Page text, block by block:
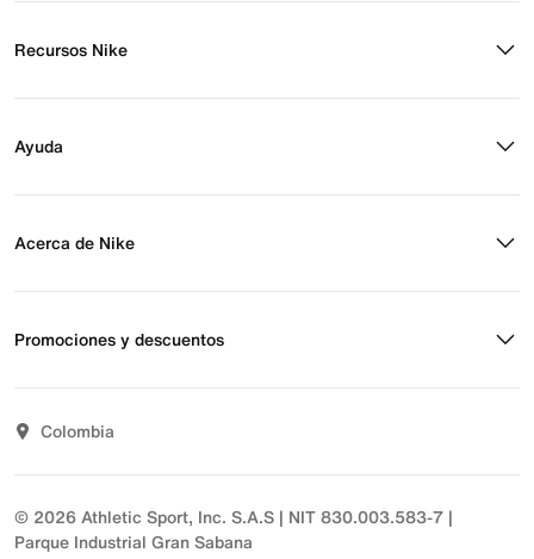
Recursos Nike
Regístrate para recibir correos
Ayuda
Preguntas frecuentes
Devoluciones
Comunicate con nosotros
Acerca de Nike
Noticias
Sostenibilidad
Promociones y descuentos
T&C actividades comerciales
Colombia
© 2026 Athletic Sport, Inc. S.A.S | NIT 830.003.583-7 |
Parque Industrial Gran Sabana